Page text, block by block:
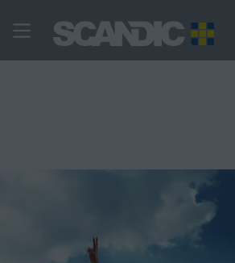
Zum Hauptinhalt springen